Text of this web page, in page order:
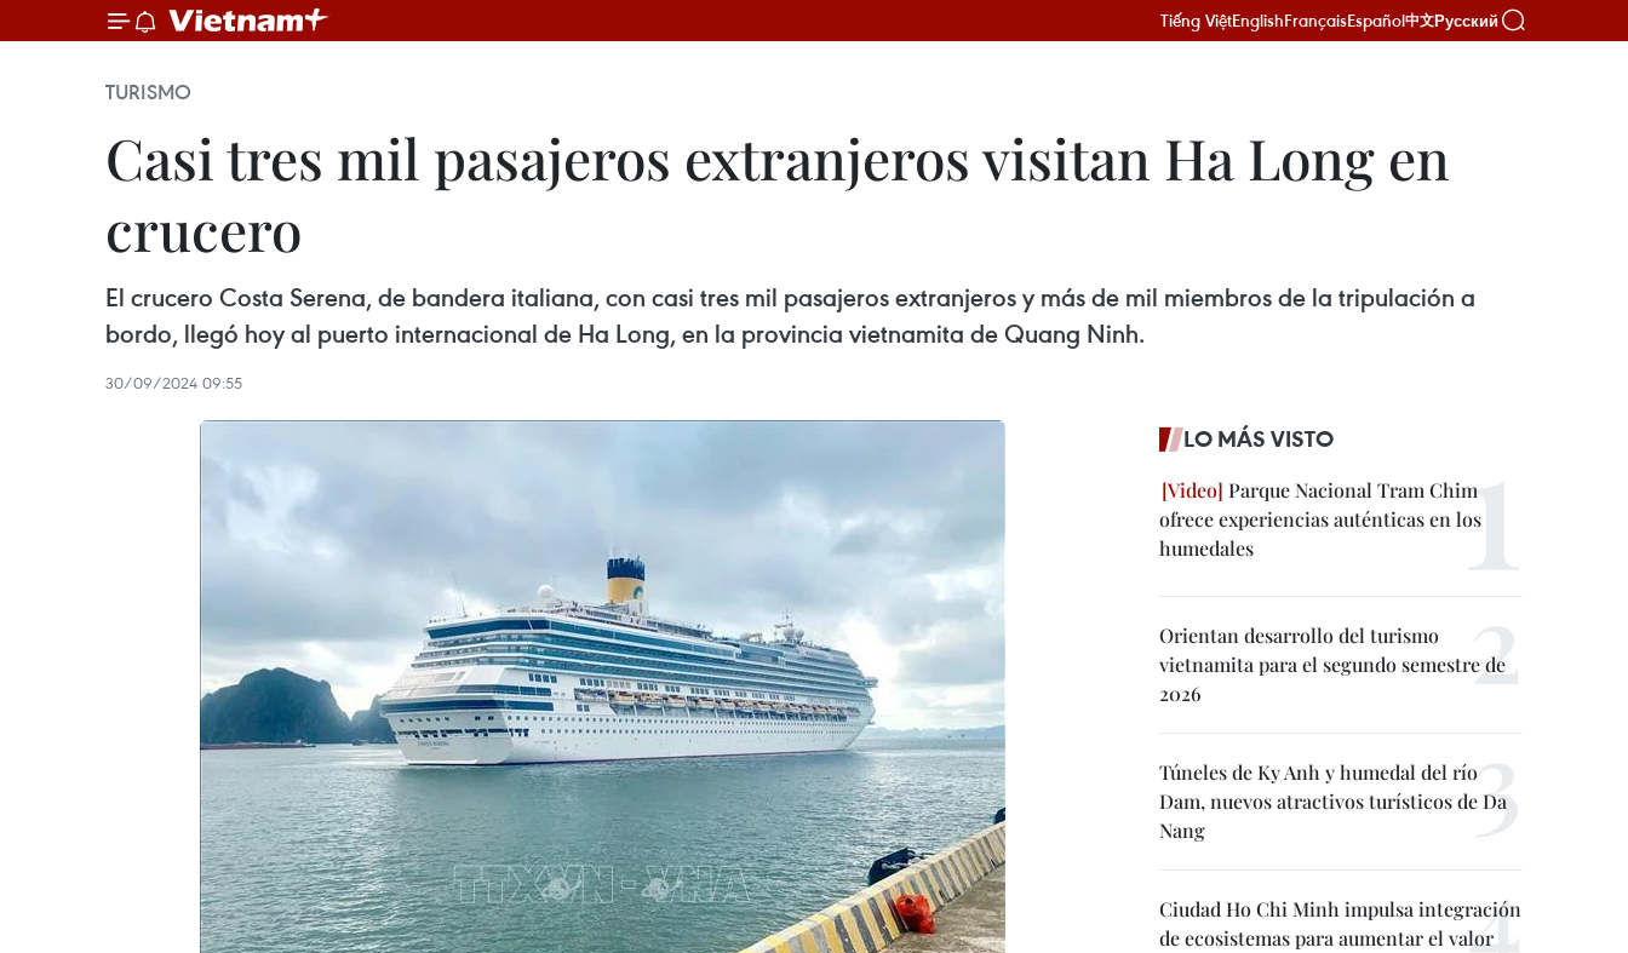
Tiếng ViệtEnglishFrançaisEspañol中文Русский
TURISMO
Casi tres mil pasajeros extranjeros visitan Ha Long en
crucero
El crucero Costa Serena, de bandera italiana, con casi tres mil pasajeros extranjeros y más de mil miembros de la tripulación a
bordo, llegó hoy al puerto internacional de Ha Long, en la provincia vietnamita de Quang Ninh.
30/09/2024 09:55
LO MÁS VISTO
Parque Nacional Tram Chim
ofrece experiencias auténticas en los
humedales
Orientan desarrollo del turismo
vietnamita para el segundo semestre de
2026
Túneles de Ky Anh y humedal del río
Dam, nuevos atractivos turísticos de Da
Nang
Ciudad Ho Chi Minh impulsa integración
de ecosistemas para aumentar el valor